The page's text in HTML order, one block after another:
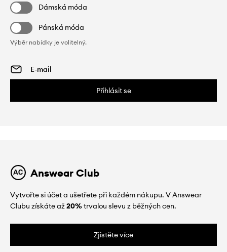
Dámská móda
Pánská móda
Výběr nabídky je volitelný.
Přihlásit se
Answear Club
Vytvořte si účet a ušetřete při každém nákupu. V Answear
Clubu získáte až20%trvalou slevu z běžných cen.
Zjistěte více